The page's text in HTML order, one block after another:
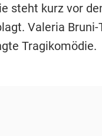
steht kurz vor
Valeria Bruni-
Tragikomödie.